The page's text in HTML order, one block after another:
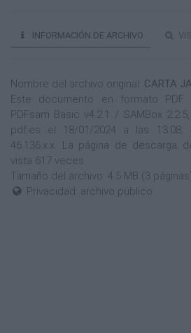
INFORMACIÓN DE ARCHIVO
Nombre del archivo original: CARTA
Este documento en formato
PDFsam Basic v4.2.1 / SAMBox
pdf.es el 18/01/2024 a las
46.136.x.x. La página de descarga
vista 617 veces.
Tamaño del archivo: 4.5 MB (3
Privacidad: archivo público